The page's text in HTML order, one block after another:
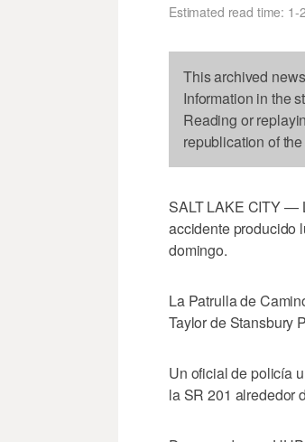
Estimated read time: 1-
This archived
Information in the
Reading or
republication of the
SALT LAKE CITY —
accidente producido
domingo.
La Patrulla de
Taylor de Stansbury
Un oficial de policía
la SR 201 alrededor